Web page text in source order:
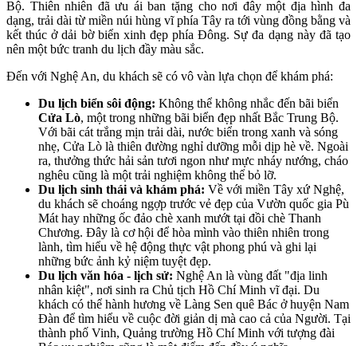
Bộ. Thiên nhiên đã ưu ái ban tặng cho nơi đây một địa hình đa
dạng, trải dài từ miền núi hùng vĩ phía Tây ra tới vùng đồng bằng và
kết thúc ở dải bờ biển xinh đẹp phía Đông. Sự đa dạng này đã tạo
nên một bức tranh du lịch đầy màu sắc.
Đến với Nghệ An, du khách sẽ có vô vàn lựa chọn để khám phá:
Du lịch biển sôi động: Không thể không nhắc đến bãi biển
Cửa Lò, một trong những bãi biển đẹp nhất Bắc Trung Bộ.
Với bãi cát trắng mịn trải dài, nước biển trong xanh và sóng
nhẹ, Cửa Lò là thiên đường nghỉ dưỡng mỗi dịp hè về. Ngoài
ra, thưởng thức hải sản tươi ngon như mực nháy nướng, cháo
nghêu cũng là một trải nghiệm không thể bỏ lỡ.
Du lịch sinh thái và khám phá: Về với miền Tây xứ Nghệ,
du khách sẽ choáng ngợp trước vẻ đẹp của Vườn quốc gia Pù
Mát hay những ốc đảo chè xanh mướt tại đồi chè Thanh
Chương. Đây là cơ hội để hòa mình vào thiên nhiên trong
lành, tìm hiểu về hệ động thực vật phong phú và ghi lại
những bức ảnh kỷ niệm tuyệt đẹp.
Du lịch văn hóa - lịch sử: Nghệ An là vùng đất "địa linh
nhân kiệt", nơi sinh ra Chủ tịch Hồ Chí Minh vĩ đại. Du
khách có thể hành hương về Làng Sen quê Bác ở huyện Nam
Đàn để tìm hiểu về cuộc đời giản dị mà cao cả của Người. Tại
thành phố Vinh, Quảng trường Hồ Chí Minh với tượng đài